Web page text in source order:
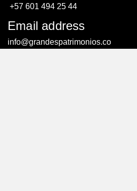
+57 601 494 25 44
Email address
info@grandespatrimonios.co